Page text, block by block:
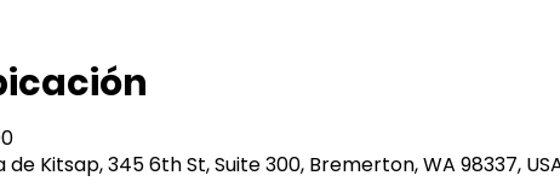
Kitsap, 345 6th St, Suite 300, Bremerton, WA 98337,